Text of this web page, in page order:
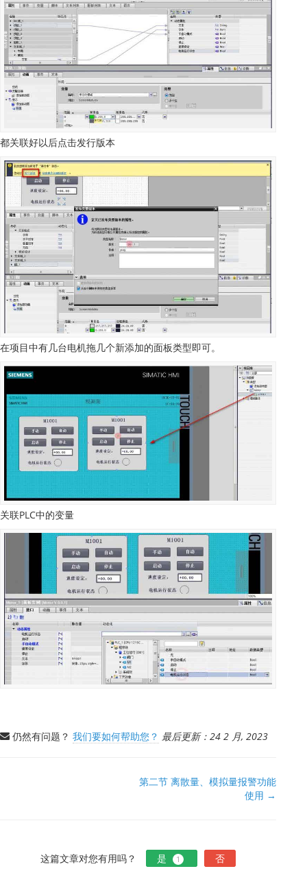
都关联好以后点击发行版本
在项目中有几台电机拖几个新添加的面板类型即可。
关联PLC中的变量
仍然有问题？ 我们要如何帮助您？ 最后更新：24 2 月, 2023
第二节 离散量、模拟量报警功能
使用 →
这篇文章对您有用吗？ 是 1 否